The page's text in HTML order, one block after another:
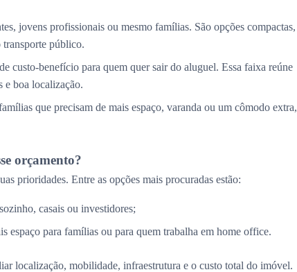
jovens profissionais ou mesmo famílias. São opções compactas,
transporte público.
custo-benefício para quem quer sair do aluguel. Essa faixa reúne
e boa localização.
que precisam de mais espaço, varanda ou um cômodo extra,
orçamento?
prioridades. Entre as opções mais procuradas estão:
casais ou investidores;
espaço para famílias ou para quem trabalha em home office.
localização, mobilidade, infraestrutura e o custo total do imóvel.